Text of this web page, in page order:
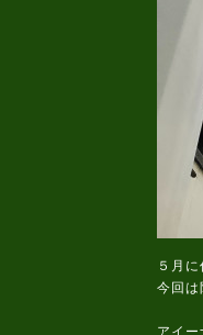
５月
今回は
アイ